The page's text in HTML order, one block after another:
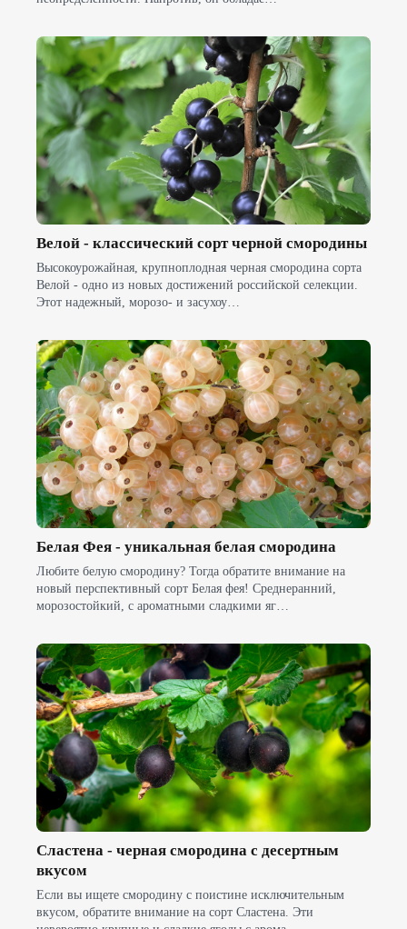
Велой - классический сорт черной смородины
Высокоурожайная, крупноплодная черная смородина сорта
Велой - одно из новых достижений российской селекции.
Этот надежный, морозо- и засухоу…
Белая Фея - уникальная белая смородина
Любите белую смородину? Тогда обратите внимание на
новый перспективный сорт Белая фея! Среднеранний,
морозостойкий, с ароматными сладкими яг…
Сластена - черная смородина с десертным
вкусом
Если вы ищете смородину с поистине исключительным
вкусом, обратите внимание на сорт Сластена. Эти